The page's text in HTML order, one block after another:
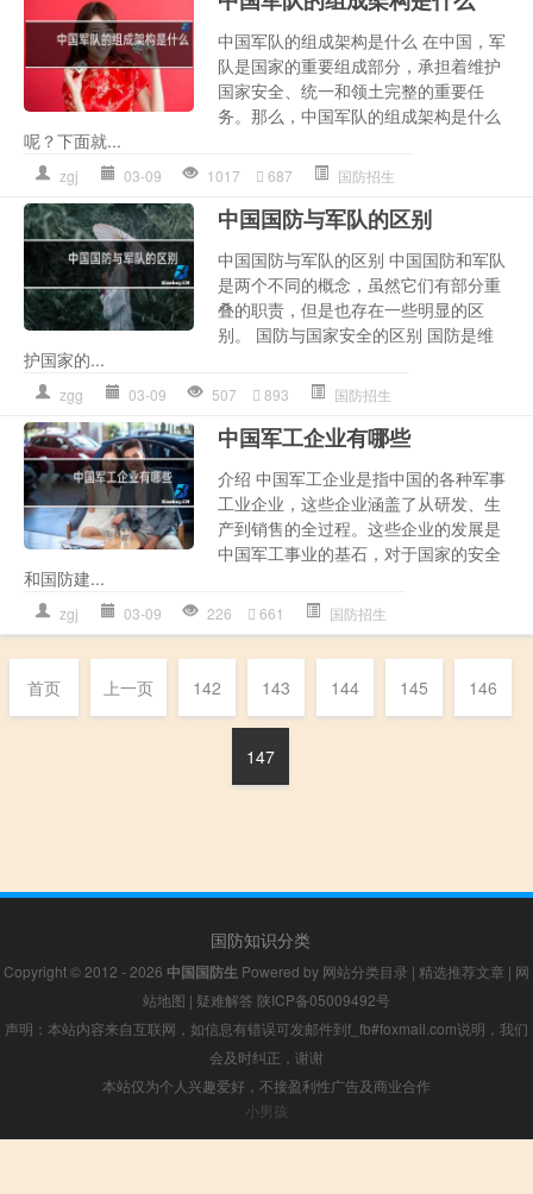
中国军队的组成架构是什么 在中国，军
队是国家的重要组成部分，承担着维护
国家安全、统一和领土完整的重要任
务。那么，中国军队的组成架构是什么
呢？下面就...
zgj 03-09 1017 687 国防招生
中国国防与军队的区别
中国国防与军队的区别 中国国防和军队
是两个不同的概念，虽然它们有部分重
叠的职责，但是也存在一些明显的区
别。 国防与国家安全的区别 国防是维
护国家的...
zgg 03-09 507 893 国防招生
中国军工企业有哪些
介绍 中国军工企业是指中国的各种军事
工业企业，这些企业涵盖了从研发、生
产到销售的全过程。这些企业的发展是
中国军工事业的基石，对于国家的安全
和国防建...
zgj 03-09 226 661 国防招生
首页 上一页 142 143 144 145 146
147
国防知识分类
Copyright © 2012 - 2026 中国国防生 Powered by 网站分类目录 | 精选推荐文章 | 网
站地图 | 疑难解答 陕ICP备05009492号
声明：本站内容来自互联网，如信息有错误可发邮件到f_fb#foxmail.com说明，我们
会及时纠正，谢谢
本站仅为个人兴趣爱好，不接盈利性广告及商业合作
小男孩